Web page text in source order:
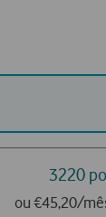
3220
ou €45,20/